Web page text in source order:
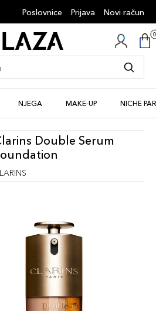
Poslovnice Prijava Novi račun
NJEGA MAKE-UP NICHE
Double Serum